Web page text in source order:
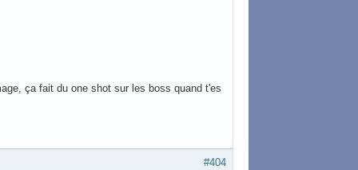
ça fait du one shot sur les boss quand t'es
#404